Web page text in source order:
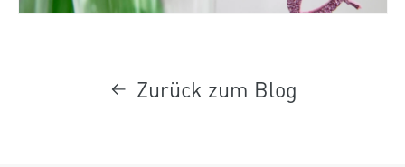
Zurück zum Blog